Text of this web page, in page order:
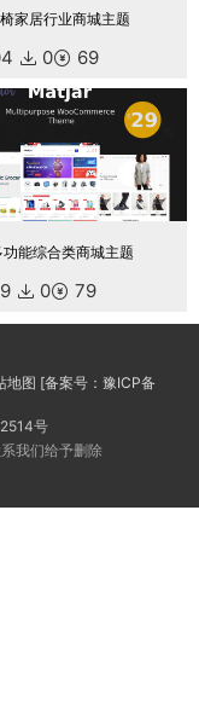
家居行业商城主题
0 69
能综合类商城主题
0 79
地图 [备案号：豫ICP备
号
我们给予删除